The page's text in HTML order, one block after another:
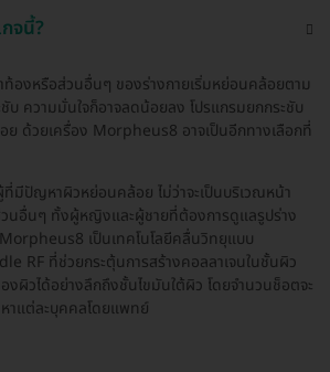
จนี้?
องหรือส่วนอื่นๆ ของร่างกายเริ่มหย่อนคล้อยตาม
บ ความมั่นใจก็อาจลดน้อยลง โปรแกรมยกกระชับ
ด้วยเครื่อง Morpheus8 อาจเป็นอีกทางเลือกที่
ที่มีปัญหาผิวหย่อนคล้อย ไม่ว่าจะเป็นบริเวณหน้า
นอื่นๆ ทั้งผู้หญิงและผู้ชายที่ต้องการดูแลรูปร่าง
เป็นเทคโนโลยีคลื่นวิทยุแบบ
RF ที่ช่วยกระตุ้นการสร้างคอลลาเจนในชั้นผิว
งผิวได้อย่างลึกถึงชั้นไขมันใต้ผิว โดยจำนวนช็อตจะ
าแต่ละบุคคลโดยแพทย์